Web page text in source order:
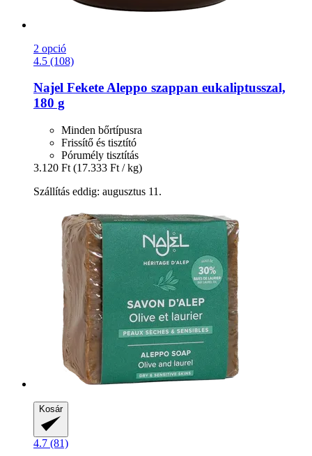
2 opció
4.5 (108)
Najel Fekete Aleppo szappan eukaliptusszal,
180 g
Minden bőrtípusra
Frissítő és tisztító
Pórumély tisztítás
3.120 Ft (17.333 Ft / kg)
Szállítás eddig: augusztus 11.
Kosár
4.7 (81)